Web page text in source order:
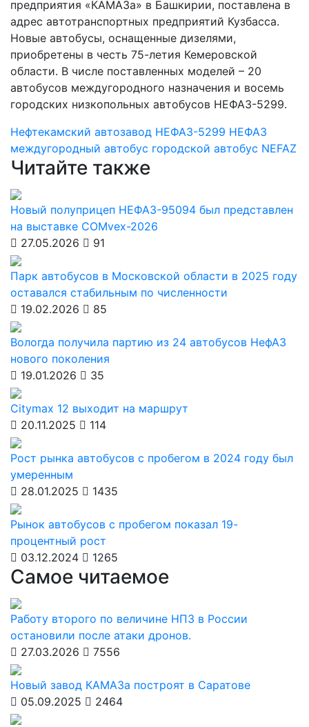
предприятия «КАМАЗа» в Башкирии, поставлена в
адрес автотранспортных предприятий Кузбасса.
Новые автобусы, оснащенные дизелями,
приобретены в честь 75-летия Кемеровской
области. В числе поставленных моделей – 20
автобусов междугородного назначения и восемь
городских низкопольных автобусов НЕФАЗ-5299.
Нефтекамский автозавод НЕФАЗ-5299 НЕФАЗ
междугородный автобус городской автобус NEFAZ
Читайте также
Новый полуприцеп НЕФАЗ-95094 был представлен
на выставке COMvex-2026
27.05.2026
91
Парк автобусов в Московской области в 2025 году
оставался стабильным по численности
19.02.2026
85
Вологда получила партию из 24 автобусов НефАЗ
нового поколения
19.01.2026
35
Citymax 12 выходит на маршрут
20.11.2025
114
Рост рынка автобусов с пробегом в 2024 году был
умеренным
28.01.2025
1435
Рынок автобусов с пробегом показал 19-
процентный рост
03.12.2024
1265
Самое читаемое
Работу второго по величине НПЗ в России
остановили после атаки дронов.
27.03.2026
7556
Новый завод КАМАЗа построят в Саратове
05.09.2025
2464